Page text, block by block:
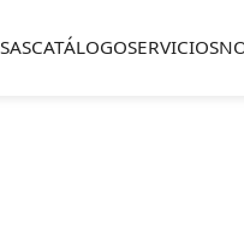
CATÁLOGOSERVICIOS